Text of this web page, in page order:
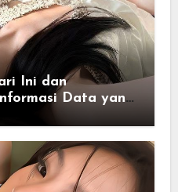
Ini dan
Data yang